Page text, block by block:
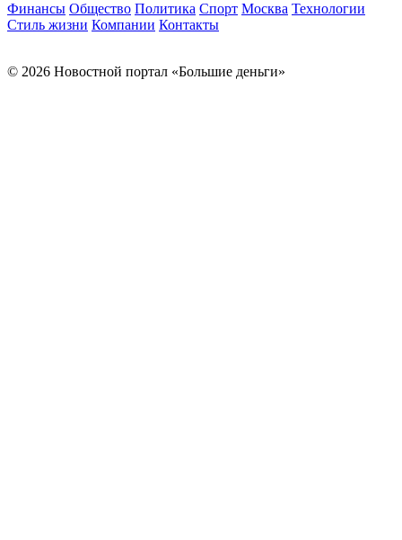
Финансы Общество Политика Спорт Москва Технологии
Стиль жизни Компании Контакты
© 2026 Новостной портал «Большие деньги»